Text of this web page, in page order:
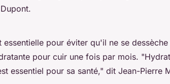
essentielle pour éviter qu'il ne se
pour cuir une fois par mois.
essentiel pour sa santé," dit Jean-Pierre